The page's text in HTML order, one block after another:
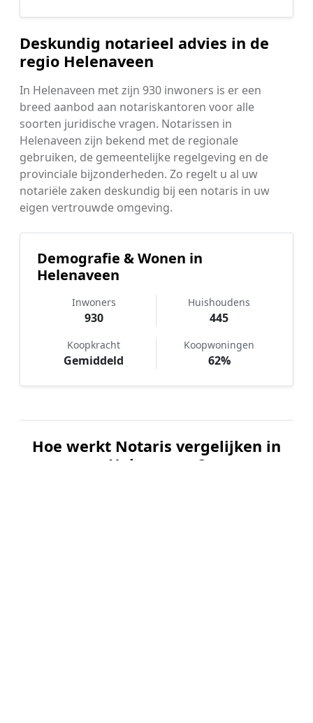
Deskundig notarieel advies in de
regio Helenaveen
In Helenaveen met zijn 930 inwoners is er een
breed aanbod aan notariskantoren voor alle
soorten juridische vragen. Notarissen in
Helenaveen zijn bekend met de regionale
gebruiken, de gemeentelijke regelgeving en de
provinciale bijzonderheden. Zo regelt u al uw
notariële zaken deskundig bij een notaris in uw
eigen vertrouwde omgeving.
Demografie & Wonen in
Helenaveen
Inwoners
930
Huishoudens
445
Koopkracht
Gemiddeld
Koopwoningen
62%
Hoe werkt Notaris vergelijken in
Helenaveen?